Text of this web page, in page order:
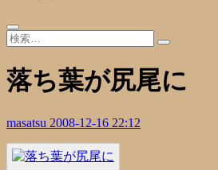
落ち葉が尻尾に
masatsu 2008-12-16 22:12